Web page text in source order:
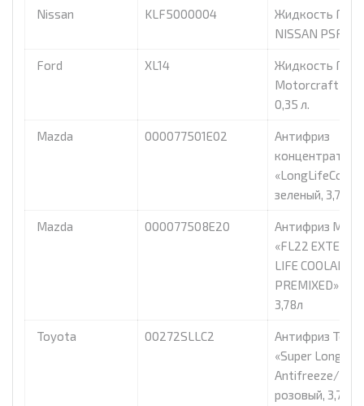
Nissan KLF5000004
Жидкость ГУР
NISSAN PSF, 4л
Ford XL14
Жидкость ГУР
Motorcraft
0,35 л.
Mazda 000077501E02
Антифриз
концентрат
зеленый, 3,78л
Mazda 000077508E20
Антифриз
«FL22
LIFE COOLANT
PREMIXED»
3,78л
Toyota 00272SLLC2
Антифриз
«Super Long
Antifreeze/
розовый, 3,78л